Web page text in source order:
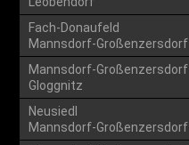
Fach-Donaufeld
Mannsdorf-Großenzersdorf
Mannsdorf-Großenzersdorf
Gloggnitz
Neusiedl
Mannsdorf-Großenzersdorf